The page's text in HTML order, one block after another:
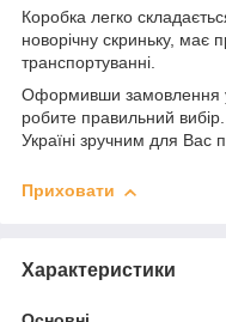
Коробка легко
новорічну скриньку, має
транспортуванні.
Оформивши замовлення
робите правильний
Україні зручним для Вас
Приховати
Характеристики